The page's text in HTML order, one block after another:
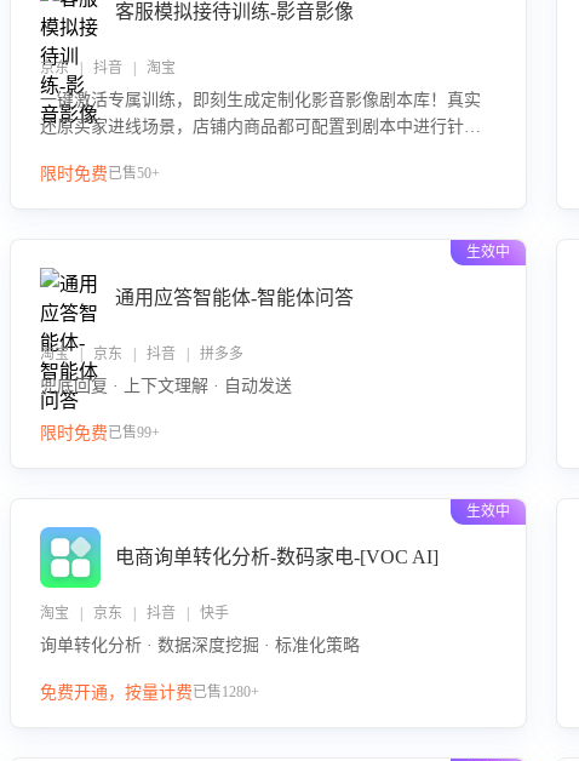
客服模拟接待训练-影音影像
京东 | 抖音 | 淘宝
一键激活专属训练，即刻生成定制化影音影像剧本库！真实
还原买家进线场景，店铺内商品都可配置到剧本中进行针对
击 “立即开通”，快速获取影音影像类目剧本，一键开启客服
限时免费已售50+
生效中
通用应答智能体-智能体问答
淘宝 | 京东 | 抖音 | 拼多多
兜底回复 · 上下文理解 · 自动发送
限时免费已售99+
生效中
电商询单转化分析-数码家电-[VOC AI]
淘宝 | 京东 | 抖音 | 快手
询单转化分析 · 数据深度挖掘 · 标准化策略
免费开通，按量计费已售1280+